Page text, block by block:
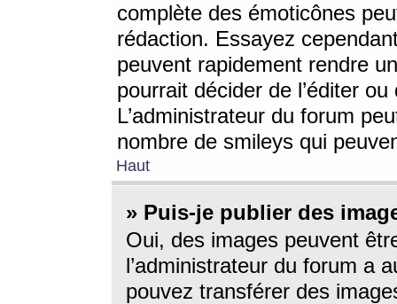
complète des émoticônes
rédaction. Essayez
peuvent rapidement rendre
pourrait décider de l’éditer
L’administrateur du forum
nombre de smileys qui
Haut
» Puis-je publier des
Oui, des images peuvent
l’administrateur du forum a
pouvez transférer des